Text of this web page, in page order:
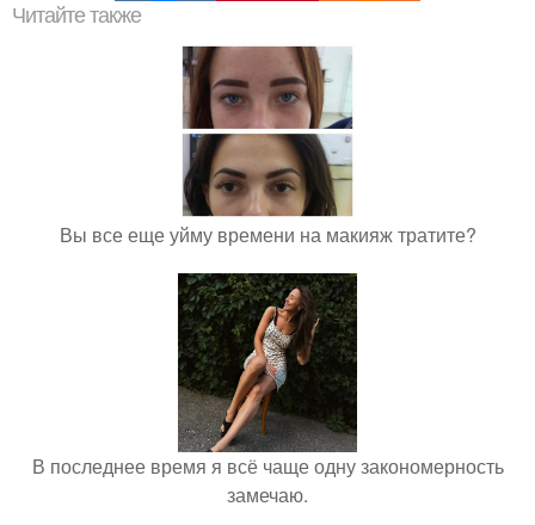
Читайте также
Вы все еще уйму времени на макияж тратите?
В последнее время я всё чаще одну закономерность
замечаю.